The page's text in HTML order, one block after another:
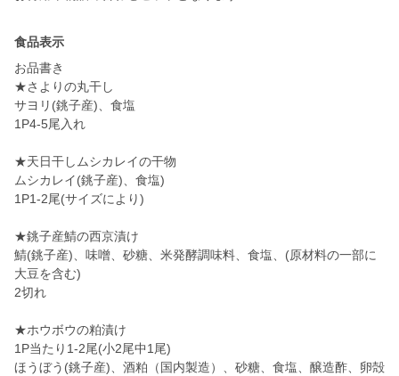
食品表示
お品書き
★さよりの丸干し
サヨリ(銚子産)、食塩
1P4-5尾入れ
★天日干しムシカレイの干物
ムシカレイ(銚子産)、食塩)
1P1-2尾(サイズにより)
★銚子産鯖の西京漬け
鯖(銚子産)、味噌、砂糖、米発酵調味料、食塩、(原材料の一部に
大豆を含む)
2切れ
★ホウボウの粕漬け
1P当たり1-2尾(小2尾中1尾)
ほうぼう(銚子産)、酒粕（国内製造）、砂糖、食塩、醸造酢、卵殻